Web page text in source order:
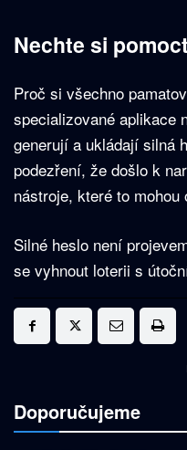
Nechte si
Proč si všechno
specializované aplikace
generují a ukládají silná
podezření, že došlo k
nástroje, které to
Silné heslo není
se vyhnout loterii s
Doporučujeme